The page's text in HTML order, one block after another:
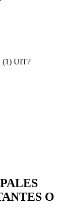
(1) UIT?
O